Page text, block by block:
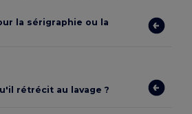
la sérigraphie ou la
rétrécit au lavage ?